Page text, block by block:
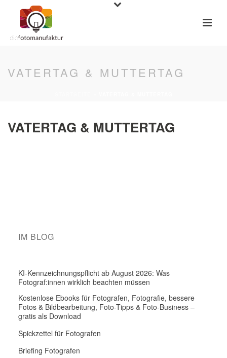
VATERTAG & MUTTERTAG
VATERTAG & MUTTERTAG
IM BLOG
KI-Kennzeichnungspflicht ab August 2026: Was
Fotograf:innen wirklich beachten müssen
Kostenlose Ebooks für Fotografen, Fotografie, bessere
Fotos & Bildbearbeitung, Foto-Tipps & Foto-Business –
gratis als Download
Spickzettel für Fotografen
Briefing Fotografen